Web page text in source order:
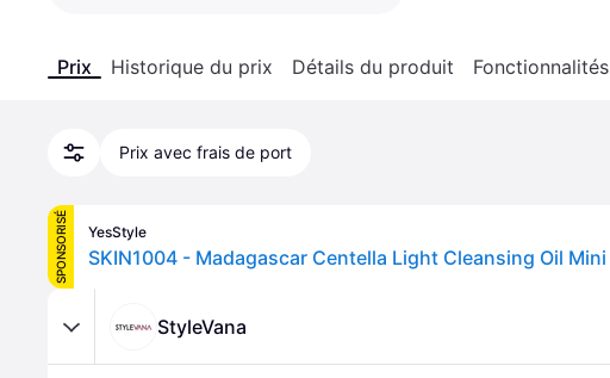
Prix Historique du prix Détails du produit Fonctionnalités
Prix avec frais de port
SPONSORISÉ YesStyle
StyleVana